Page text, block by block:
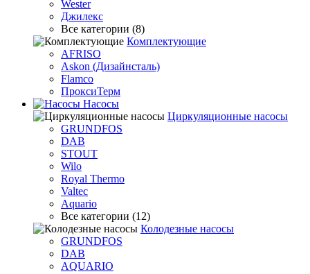
Wester
Джилекс
Все категории (8)
Комплектующие
AFRISO
Askon (Дизайнсталь)
Flamco
ПроксиТерм
Насосы
Циркуляционные насосы
GRUNDFOS
DAB
STOUT
Wilo
Royal Thermo
Valtec
Aquario
Все категории (12)
Колодезные насосы
GRUNDFOS
DAB
AQUARIO